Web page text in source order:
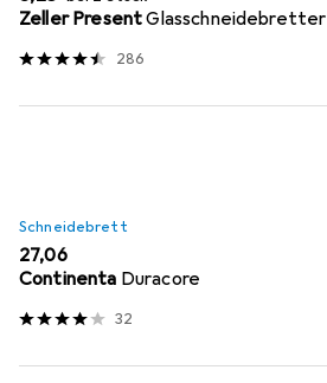
Zeller PresentGlasschneidebretter
286
Schneidebrett
EUR
27,06
Continenta Duracore
32